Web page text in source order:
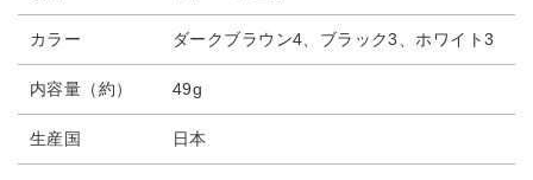
カラー ダークブラウン4、ブラック3、ホワイト3
内容量（約） 49g
生産国 日本